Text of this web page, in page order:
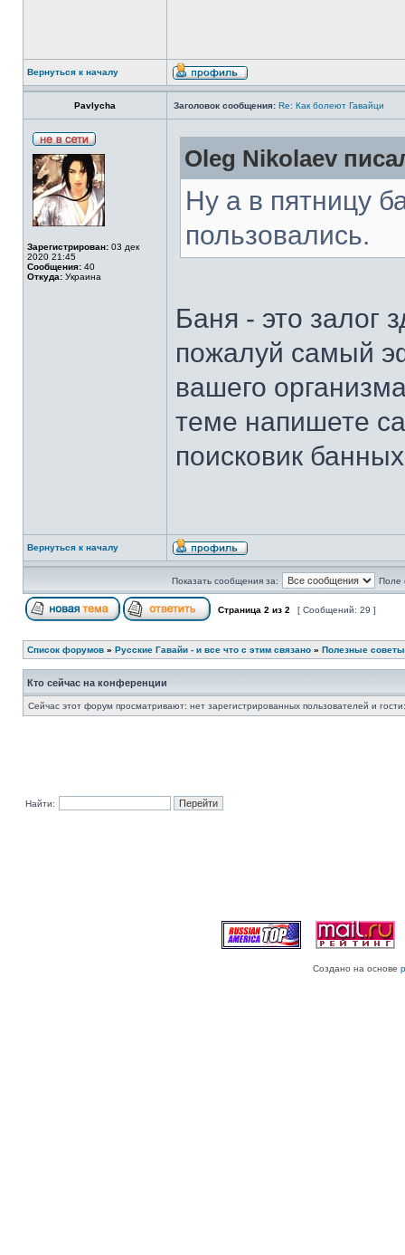
Вернуться к началу
Pavlycha Заголовок сообщения: Re: Как болеют Гавайци
Зарегистрирован: 03 дек
2020 21:45
Сообщения: 40
Откуда: Украина
Oleg Nikolaev
Ну а в пятницу
пользовались.
Баня - это залог
пожалуй самый
вашего
теме напишете
поисковик
Вернуться к началу
Показать сообщения за: Поле
Страница 2 из 2 [ Сообщений: 29 ]
Список форумов » Русские Гавайи - и все что с этим связано » Полезные
Кто сейчас на конференции
Сейчас этот форум просматривают: нет зарегистрированных пользователей и
Найти:
Создано на основе